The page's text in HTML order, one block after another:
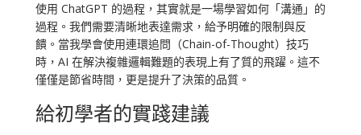
使用 ChatGPT 的過程，其實就是一場學習如何「溝通」的
過程。我們需要清晰地表達需求，給予明確的限制與反
饋。當我學會使用連環追問（Chain-of-Thought）技巧
時，AI 在解決複雜邏輯難題的表現上有了質的飛躍。這不
僅僅是節省時間，更是提升了決策的品質。
給初學者的實踐建議